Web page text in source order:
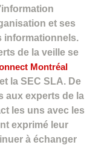
et ses
informationnels.
de la veille se
Montréal
la SEC SLA. De
aux experts de la
les uns avec les
exprimé leur
à échanger